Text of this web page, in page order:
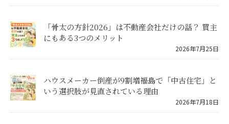
「骨太の方針2026」は不動産会社だけの話？ 買主
にもある3つのメリット
2026年7月25日
ハウスメーカー倒産が9割増――福島で「中古住宅」と
いう選択肢が見直されている理由
2026年7月18日